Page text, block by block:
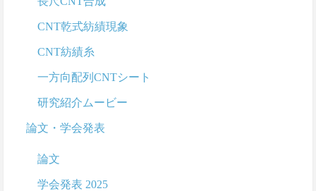
CNT乾式紡績現象
CNT紡績糸
一方向配列CNTシート
研究紹介ムービー
論文・学会発表
論文
学会発表 2025